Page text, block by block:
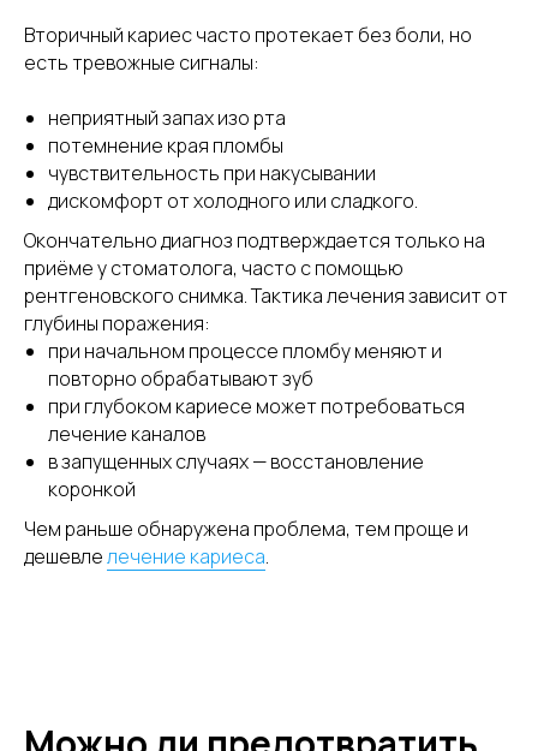
Вторичный кариес часто протекает без боли, но
есть тревожные сигналы:
неприятный запах изо рта
потемнение края пломбы
чувствительность при накусывании
дискомфорт от холодного или сладкого.
Окончательно диагноз подтверждается только на
приёме у стоматолога, часто с помощью
рентгеновского снимка. Тактика лечения зависит от
глубины поражения:
при начальном процессе пломбу меняют и
повторно обрабатывают зуб
при глубоком кариесе может потребоваться
лечение каналов
в запущенных случаях — восстановление
коронкой
Чем раньше обнаружена проблема, тем проще и
дешевлелечение кариеса.